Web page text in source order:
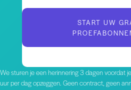
START UW
We sturen je een herinnering 3 dagen voordat
uur per dag opzeggen. Geen contract, geen